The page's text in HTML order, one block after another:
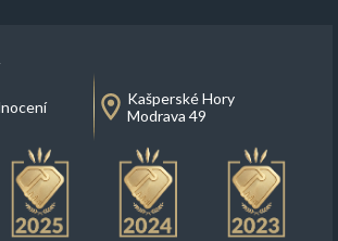
Kašperské Hory
Modrava 49